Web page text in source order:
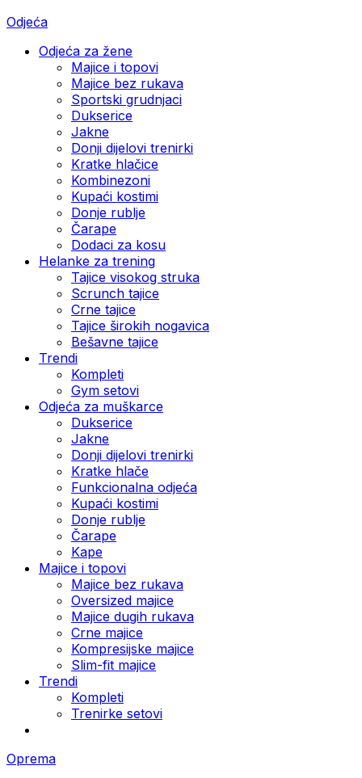
Odjeća
Odjeća za žene
Majice i topovi
Majice bez rukava
Sportski grudnjaci
Dukserice
Jakne
Donji dijelovi trenirki
Kratke hlačice
Kombinezoni
Kupaći kostimi
Donje rublje
Čarape
Dodaci za kosu
Helanke za trening
Tajice visokog struka
Scrunch tajice
Crne tajice
Tajice širokih nogavica
Bešavne tajice
Trendi
Kompleti
Gym setovi
Odjeća za muškarce
Dukserice
Jakne
Donji dijelovi trenirki
Kratke hlače
Funkcionalna odjeća
Kupaći kostimi
Donje rublje
Čarape
Kape
Majice i topovi
Majice bez rukava
Oversized majice
Majice dugih rukava
Crne majice
Kompresijske majice
Slim-fit majice
Trendi
Kompleti
Trenirke setovi
Oprema